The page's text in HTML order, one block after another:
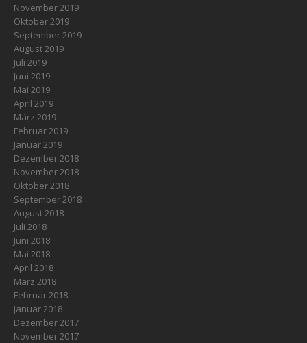
November 2019
Oktober 2019
September 2019
August 2019
Juli 2019
Juni 2019
Mai 2019
April 2019
März 2019
Februar 2019
Januar 2019
Dezember 2018
November 2018
Oktober 2018
September 2018
August 2018
Juli 2018
Juni 2018
Mai 2018
April 2018
März 2018
Februar 2018
Januar 2018
Dezember 2017
November 2017